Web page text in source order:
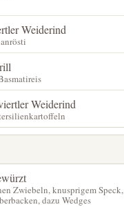
Weiderind
Weiderind
Zwiebeln, knusprigem Speck,
dazu Wedges